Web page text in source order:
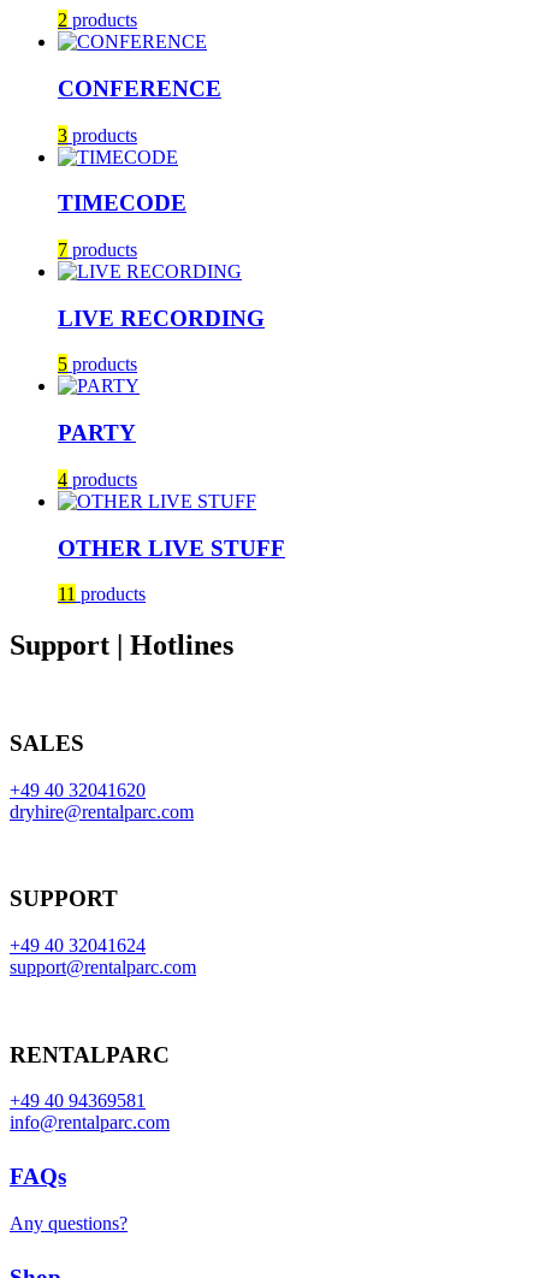
2 products
CONFERENCE
3 products
TIMECODE
7 products
LIVE RECORDING
5 products
PARTY
4 products
OTHER LIVE STUFF
11 products
Support | Hotlines
SALES
+49 40 32041620
dryhire@rentalparc.com
SUPPORT
+49 40 32041624
support@rentalparc.com
RENTALPARC
+49 40 94369581
info@rentalparc.com
FAQs
Any questions?